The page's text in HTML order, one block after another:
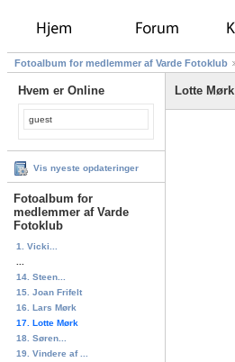
Fotoalbum for medlemmer af Varde Fotoklub
Hvem er Online
guest
Vis nyeste opdateringer
Fotoalbum for
medlemmer af Varde
Fotoklub
1. Vicki...
14. Steen...
15. Joan Frifelt
16. Lars Mørk
17. Lotte Mørk
18. Søren...
19. Vindere af ...
Lotte Mørk